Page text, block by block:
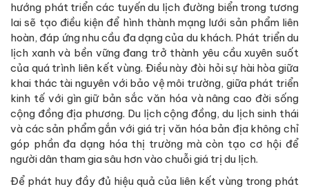
hướng phát triển các tuyến du lịch đường biển trong tương
lai sẽ tạo điều kiện để hình thành mạng lưới sản phẩm liên
hoàn, đáp ứng nhu cầu đa dạng của du khách. Phát triển du
lịch xanh và bền vững đang trở thành yêu cầu xuyên suốt
của quá trình liên kết vùng. Điều này đòi hỏi sự hài hòa giữa
khai thác tài nguyên với bảo vệ môi trường, giữa phát triển
kinh tế với gìn giữ bản sắc văn hóa và nâng cao đời sống
cộng đồng địa phương. Du lịch cộng đồng, du lịch sinh thái
và các sản phẩm gắn với giá trị văn hóa bản địa không chỉ
góp phần đa dạng hóa thị trường mà còn tạo cơ hội để
người dân tham gia sâu hơn vào chuỗi giá trị du lịch.
Để phát huy đầy đủ hiệu quả của liên kết vùng trong phát